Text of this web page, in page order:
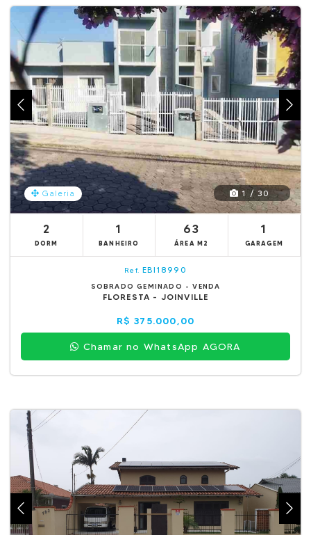
Galeria 1 / 30
2
DORM
1
BANHEIRO
63
ÁREA M2
1
GARAGEM
Ref. EBI18990
SOBRADO GEMINADO - VENDA
FLORESTA - JOINVILLE
R$ 375.000,00
Chamar no WhatsApp AGORA